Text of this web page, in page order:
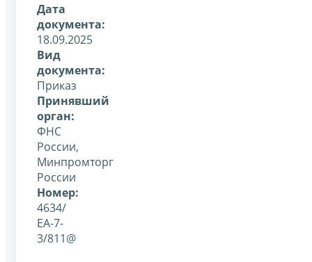
Дата
документа:
18.09.2025
Вид
документа:
Приказ
Принявший
орган:
ФНС
России,
Минпромторг
России
Номер:
4634/
ЕА-7-
3/811@